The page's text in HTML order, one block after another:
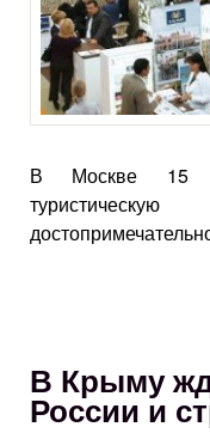
В Москве 15
В Крыму
России и